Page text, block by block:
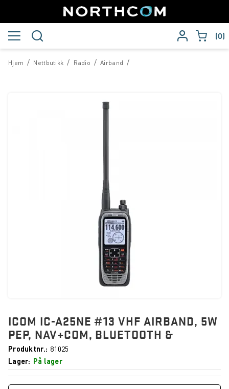
0
/
Hjem /
Nettbutikk /
Radio /
Airband
ICOM IC-A25NE #13 VHF AIRBAND, 5W
PEP, NAV+COM, BLUETOOTH &
Produktnr.
81025
Lager
På lager